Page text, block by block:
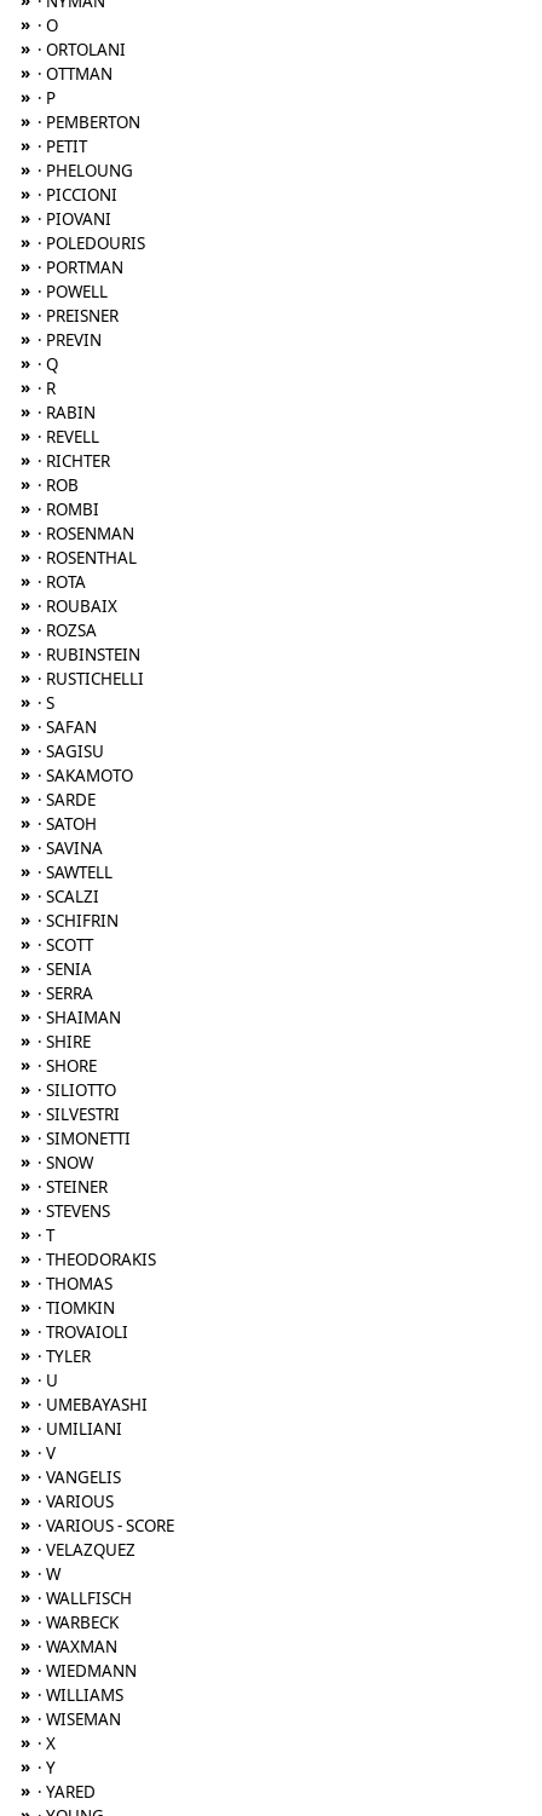
» · O
» · ORTOLANI
» · OTTMAN
» · P
» · PEMBERTON
» · PETIT
» · PHELOUNG
» · PICCIONI
» · PIOVANI
» · POLEDOURIS
» · PORTMAN
» · POWELL
» · PREISNER
» · PREVIN
» · Q
» · R
» · RABIN
» · REVELL
» · RICHTER
» · ROB
» · ROMBI
» · ROSENMAN
» · ROSENTHAL
» · ROTA
» · ROUBAIX
» · ROZSA
» · RUBINSTEIN
» · RUSTICHELLI
» · S
» · SAFAN
» · SAGISU
» · SAKAMOTO
» · SARDE
» · SATOH
» · SAVINA
» · SAWTELL
» · SCALZI
» · SCHIFRIN
» · SCOTT
» · SENIA
» · SERRA
» · SHAIMAN
» · SHIRE
» · SHORE
» · SILIOTTO
» · SILVESTRI
» · SIMONETTI
» · SNOW
» · STEINER
» · STEVENS
» · T
» · THEODORAKIS
» · THOMAS
» · TIOMKIN
» · TROVAIOLI
» · TYLER
» · U
» · UMEBAYASHI
» · UMILIANI
» · V
» · VANGELIS
» · VARIOUS
» · VARIOUS - SCORE
» · VELAZQUEZ
» · W
» · WALLFISCH
» · WARBECK
» · WAXMAN
» · WIEDMANN
» · WILLIAMS
» · WISEMAN
» · X
» · Y
» · YARED